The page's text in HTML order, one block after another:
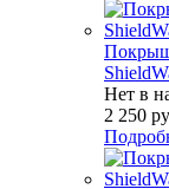
Нет в
2 250